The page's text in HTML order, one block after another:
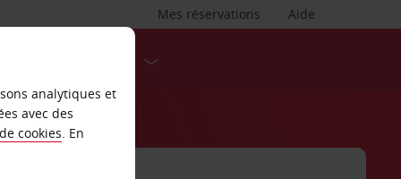
Aide
Mes réservations
analytiques et
avec des
cookies. En